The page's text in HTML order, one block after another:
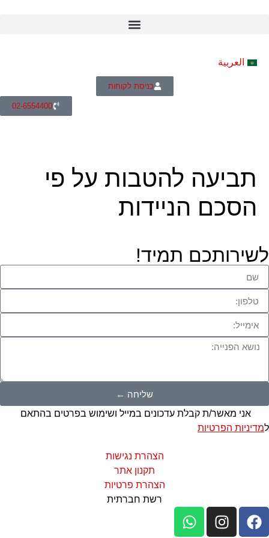
العربية
כניסת לקוחות
02-6554400
תביעה להטבות על פי
הסכם הניידות
לשירותכם תמיד!
אני מאשר/ת קבלת עדכונים במייל ושימוש בפרטים בהתאם
למדיניות הפרטיות
שליחה ←
הצהרת נגישות
תקנון אתר
הצהרת פרטיות
רשת חברתית